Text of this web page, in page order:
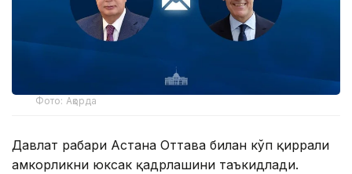
Фото: Ақорда
Давлат раҳбари Астана Оттава билан кўп қиррали
ҳамкорликни юксак қадрлашини таъкидлади.